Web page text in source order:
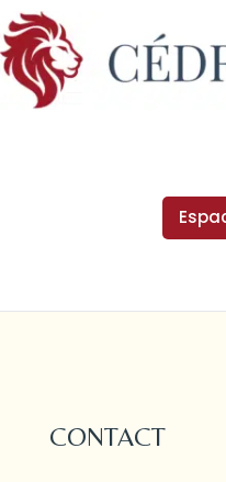
CONTACT